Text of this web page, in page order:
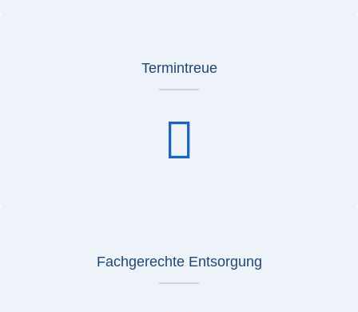
Termintreue
Fachgerechte Entsorgung